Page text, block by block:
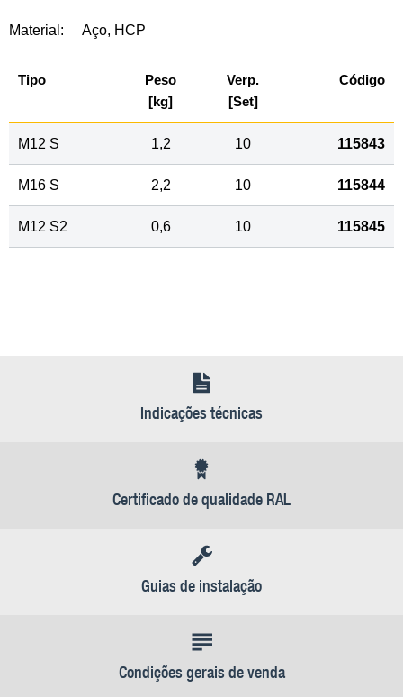
Material: Aço, HCP
Tipo
Peso
[kg]
Verp.
[Set]
Código
M12 S 1,2 10 115843
M16 S 2,2 10 115844
M12 S2 0,6 10 115845
Indicações técnicas
Certificado de qualidade RAL
Guias de instalação
Condições gerais de venda